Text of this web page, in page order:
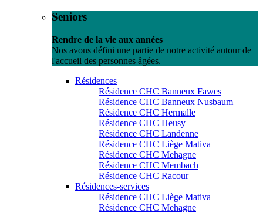
Seniors
Rendre de la vie aux années
Nos avons défini une partie de notre activité autour de
l'accueil des personnes âgées.
Résidences
Résidence CHC Banneux Fawes
Résidence CHC Banneux Nusbaum
Résidence CHC Hermalle
Résidence CHC Heusy
Résidence CHC Landenne
Résidence CHC Liège Mativa
Résidence CHC Mehagne
Résidence CHC Membach
Résidence CHC Racour
Résidences-services
Résidence CHC Liège Mativa
Résidence CHC Mehagne